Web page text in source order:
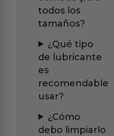
todos los
tamaños?
¿Qué tipo
de lubricante
es
recomendable
usar?
¿Cómo
debo limpiarlo